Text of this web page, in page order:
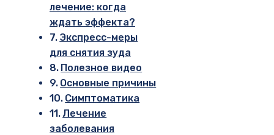
лечение: когда
ждать эффекта?
Экспресс-меры
для снятия зуда
Полезное видео
Основные причины
Симптоматика
Лечение
заболевания